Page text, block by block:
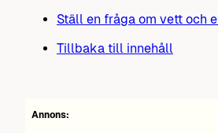
Ställ en fråga om vett och
Tillbaka till innehåll
Annons: